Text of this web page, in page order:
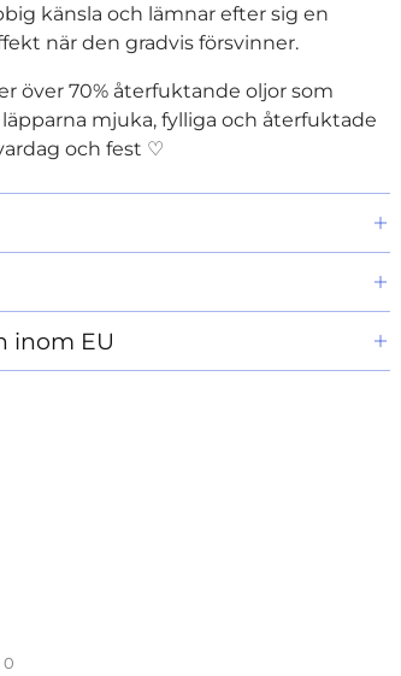
känsla och lämnar efter sig en
när den gradvis försvinner.
över 70% återfuktande oljor som
mjuka, fylliga och återfuktade
och fest ♡
inom EU
0